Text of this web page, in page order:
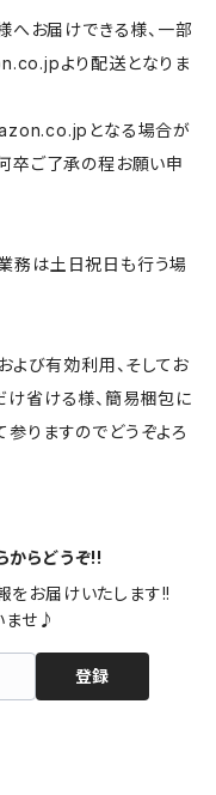
お届けできる様、一部
より配送となりま
となる場合が
卒ご了承の程お願い申
務は土日祝日も行う場
び有効利用、そしてお
省ける様、簡易梱包に
参りますのでどうぞよろ
からどうぞ!!
をお届けいたします!!
ませ♪
登録